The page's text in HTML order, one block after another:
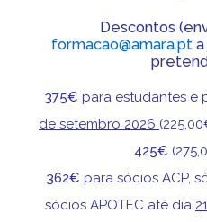
Descontos
formacao@amara.pt
375€ para estudantes e
de setembro 2026
425€
362€ para sócios ACP,
sócios APOTEC até dia